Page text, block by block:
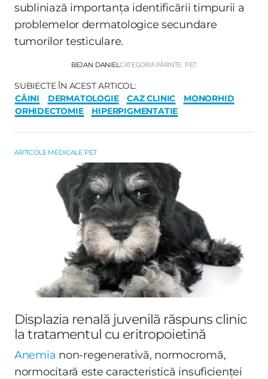
subliniază importanța identificării timpurii a
problemelor dermatologice secundare
tumorilor testiculare.
BEJAN DANIEL CATEGORIA PĂRINTE: PET
SUBIECTE ÎN ACEST ARTICOL:
CÂINI
DERMATOLOGIE CAZ CLINIC
MONORHID
ORHIDECTOMIE
HIPERPIGMENTATIE
ARTICOLE MEDICALE PET
Displazia renală juvenilă răspuns clinic
la tratamentul cu eritropoietină
Anemia non-regenerativă, normocromă,
normocitară este caracteristică insuficienței